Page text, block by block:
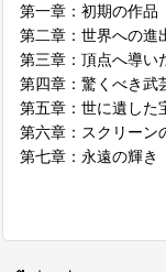
第一章：初期の作品
第二章：世界への進
第三章：頂点へ導い
第四章：驚くべき武
第五章：世に遺した
第六章：スクリーン
第七章：永遠の輝き